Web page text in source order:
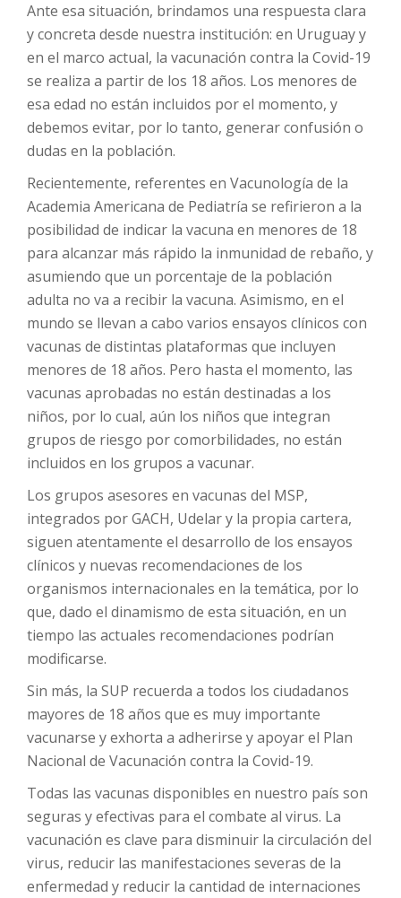
Ante esa situación, brindamos una respuesta clara
y concreta desde nuestra institución: en Uruguay y
en el marco actual, la vacunación contra la Covid-19
se realiza a partir de los 18 años. Los menores de
esa edad no están incluidos por el momento, y
debemos evitar, por lo tanto, generar confusión o
dudas en la población.
Recientemente, referentes en Vacunología de la
Academia Americana de Pediatría se refirieron a la
posibilidad de indicar la vacuna en menores de 18
para alcanzar más rápido la inmunidad de rebaño, y
asumiendo que un porcentaje de la población
adulta no va a recibir la vacuna. Asimismo, en el
mundo se llevan a cabo varios ensayos clínicos con
vacunas de distintas plataformas que incluyen
menores de 18 años. Pero hasta el momento, las
vacunas aprobadas no están destinadas a los
niños, por lo cual, aún los niños que integran
grupos de riesgo por comorbilidades, no están
incluidos en los grupos a vacunar.
Los grupos asesores en vacunas del MSP,
integrados por GACH, Udelar y la propia cartera,
siguen atentamente el desarrollo de los ensayos
clínicos y nuevas recomendaciones de los
organismos internacionales en la temática, por lo
que, dado el dinamismo de esta situación, en un
tiempo las actuales recomendaciones podrían
modificarse.
Sin más, la SUP recuerda a todos los ciudadanos
mayores de 18 años que es muy importante
vacunarse y exhorta a adherirse y apoyar el Plan
Nacional de Vacunación contra la Covid-19.
Todas las vacunas disponibles en nuestro país son
seguras y efectivas para el combate al virus. La
vacunación es clave para disminuir la circulación del
virus, reducir las manifestaciones severas de la
enfermedad y reducir la cantidad de internaciones